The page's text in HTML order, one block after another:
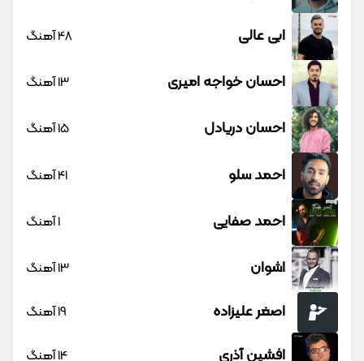
ابی عالی 48 آهنگ
احسان خواجه امیری 13 آهنگ
احسان دریادل 15 آهنگ
احمد سلو 41 آهنگ
احمد صفایی 1 آهنگ
اشوان 13 آهنگ
اصغر علیزاده 19 آهنگ
افشین آذری 14 آهنگ